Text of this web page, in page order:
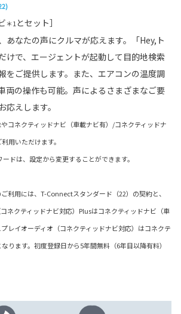
＊1 とセット］
あなたの声にクルマが応えます。「Hey,ト
けで、エージェントが起動して目的地検索
をご提供します。また、エアコンの温度調
両の操作も可能。声によるさまざまなご要
応えします。
コネクティッドナビ（車載ナビ有）/コネクティッドナ
用いただけます。
ドは、設定から変更することができます。
利用には、T-Connectスタンダード（22）の契約と、
ネクティッドナビ対応）Plusはコネクティッドナビ（車
レイオーディオ（コネクティッドナビ対応）はコネクテ
ります。初度登録日から5年間無料（6年目以降有料）